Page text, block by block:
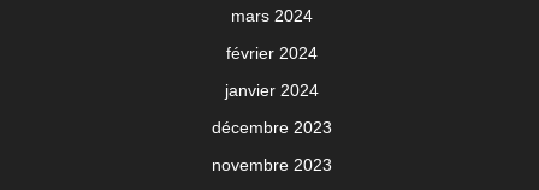
mars 2024
février 2024
janvier 2024
décembre 2023
novembre 2023